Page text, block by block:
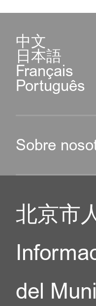
中文
日本語
Français
Português
Sobre
北京市
del